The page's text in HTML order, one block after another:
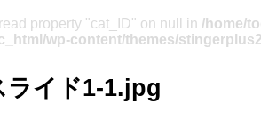
property "cat_ID" on null in /home/
wp-content/themes/
イド1-1.jpg